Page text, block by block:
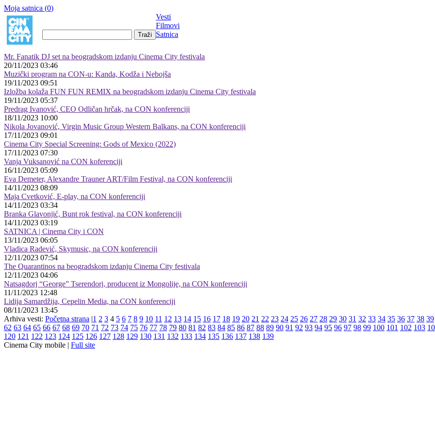
Moja satnica (0)
Vesti
Filmovi
Satnica
Mr. Fanatik DJ set na beogradskom izdanju Cinema City festivala
20/11/2023 03:46
Muzički program na CON-u: Kanda, Kodža i Nebojša
19/11/2023 09:51
Izložba kolaža FUN FUN REMIX na beogradskom izdanju Cinema City festivala
19/11/2023 05:37
Predrag Ivanović, CEO Odličan hrčak, na CON konferenciji
18/11/2023 10:00
Nikola Jovanović, Virgin Music Group Western Balkans, na CON konferenciji
17/11/2023 09:01
Cinema City Special Screening: Gods of Mexico (2022)
17/11/2023 07:30
Vanja Vuksanović na CON koferenciji
16/11/2023 05:09
Eva Demeter, Alexandre Trauner ART/Film Festival, na CON konferenciji
14/11/2023 08:09
Maja Cvetković, E-play, na CON konferenciji
14/11/2023 03:34
Branka Glavonjić, Bunt rok festival, na CON konferenciji
14/11/2023 03:19
SATNICA | Cinema City i CON
13/11/2023 06:05
Vladica Radević, Skymusic, na CON konferenciji
12/11/2023 07:54
The Quarantinos na beogradskom izdanju Cinema City festivala
12/11/2023 04:06
Natsagdorj “George” Tserendorj, producent iz Mongolije, na CON konferenciji
11/11/2023 12:48
Lidija Samardžija, Cepelin Media, na CON konferenciji
08/11/2023 13:45
Arhiva vesti: Početna strana |1 2 3 4 5 6 7 8 9 10 11 12 13 14 15 16 17 18 19 20 21 22 23 24 25 26 27 28 29 30 31 32 33 34 35 36 37 38 39
62 63 64 65 66 67 68 69 70 71 72 73 74 75 76 77 78 79 80 81 82 83 84 85 86 87 88 89 90 91 92 93 94 95 96 97 98 99 100 101 102 103
120 121 122 123 124 125 126 127 128 129 130 131 132 133 134 135 136 137 138 139
Cinema City mobile | Full site